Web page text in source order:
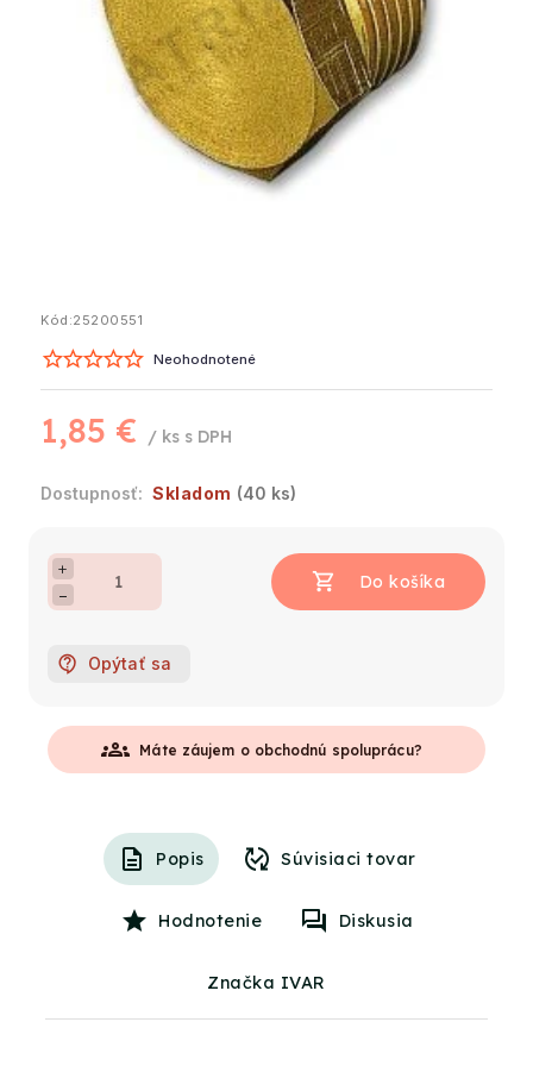
Kód:25200551
Neohodnotené
1,85 € / ks
Skladom (40 ks)
+
−
Opýtať sa
groups Máte záujem o obchodnú spoluprácu?
Popis Súvisiaci tovar
Hodnotenie Diskusia
Značka IVAR